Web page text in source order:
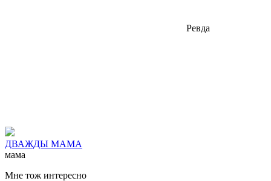
Ревда
ДВАЖДЫ МАМА
мама
Мне тож интересно